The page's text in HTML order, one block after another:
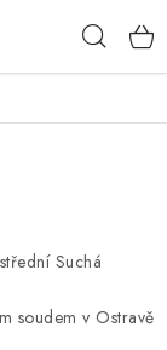
Suchá
soudem v Ostravě